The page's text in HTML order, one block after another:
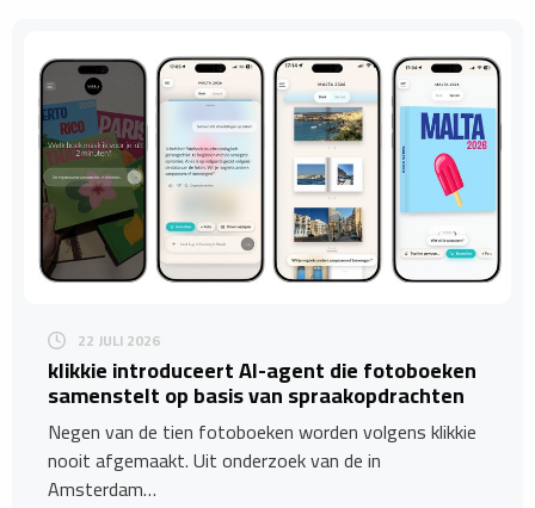
22 JULI 2026
​klikkie introduceert AI-agent die fotoboeken
samenstelt op basis van spraakopdrachten
Negen van de tien fotoboeken worden volgens klikkie
nooit afgemaakt. Uit onderzoek van de in
Amsterdam…